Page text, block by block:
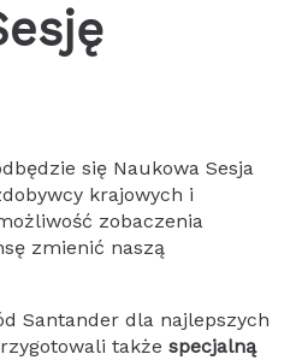
się Naukowa Sesja
krajowych i
zobaczenia
zmienić naszą
Santander dla najlepszych
takżespecjalną